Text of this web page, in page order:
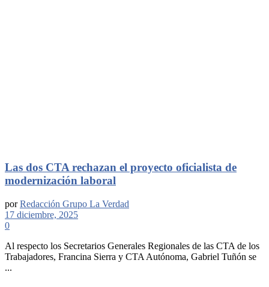
Las dos CTA rechazan el proyecto oficialista de
modernización laboral
por Redacción Grupo La Verdad
17 diciembre, 2025
0
Al respecto los Secretarios Generales Regionales de las CTA de los
Trabajadores, Francina Sierra y CTA Autónoma, Gabriel Tuñón se
...